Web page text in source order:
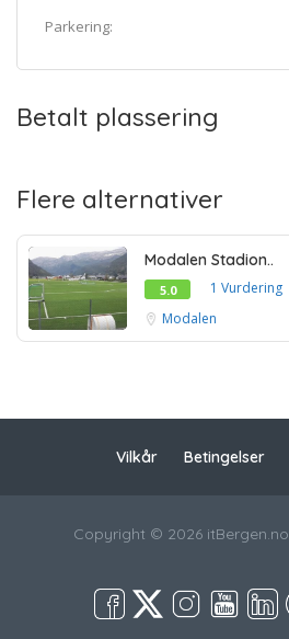
Parkering:
Betalt plassering
Flere alternativer
Modalen Stadion..
5.0
1 Vurdering
Modalen
Vilkår Betingelser
Copyright © 2026 itBergen.no